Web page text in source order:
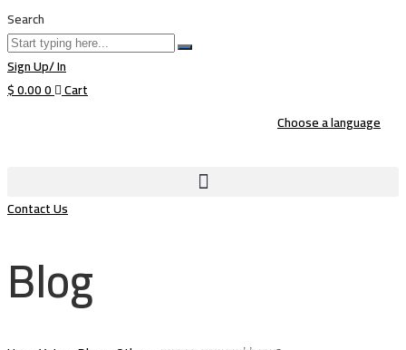
Search
Sign Up/ In
$0.000 Cart
Choose a language
Contact Us
Blog